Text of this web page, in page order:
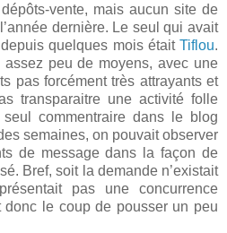
vente, mais aucun site de
dernière. Le seul qui avait
quelques mois était Tiflou.
peu de moyens, avec une
pas forcément très attrayants et
transparaitre une activité folle
commentraire dans le blog
semaines, on pouvait observer
de message dans la façon de
Bref, soit la demande n’existait
pas une concurrence
le coup de pousser un peu